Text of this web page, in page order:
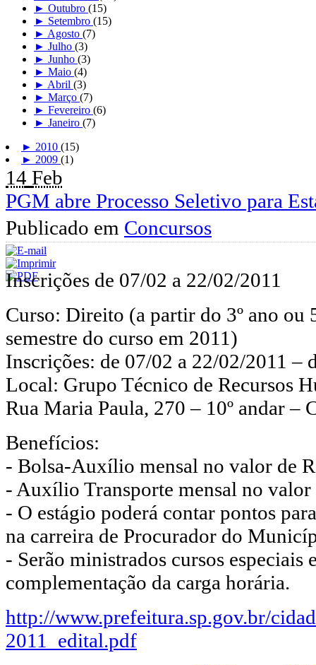
► Outubro (15)
► Setembro (15)
► Agosto (7)
► Julho (3)
► Junho (3)
► Maio (4)
► Abril (3)
► Março (7)
► Fevereiro (6)
► Janeiro (7)
► 2010 (15)
► 2009 (1)
14 Feb
PGM abre Processo Seletivo para
Publicado em Concursos
Inscrições de 07/02 a 22/02/2011
Curso: Direito (a partir do 3º ano ou
semestre do curso em 2011)
Inscrições: de 07/02 a 22/02/2011 –
Local: Grupo Técnico de Recursos
Rua Maria Paula, 270 – 10º andar –
Benefícios:
- Bolsa-Auxílio mensal no valor de
- Auxílio Transporte mensal no valor
- O estágio poderá contar pontos
na carreira de Procurador do
- Serão ministrados cursos especiais
complementação da carga horária.
http://www.prefeitura.sp.gov.br/
2011_edital.pdf